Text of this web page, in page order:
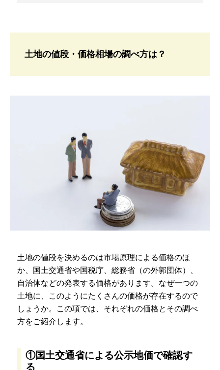
土地の値段・価格相場の調べ方は？
土地の値段を決めるのは市場原理による価格のほ
か、国土交通省や国税庁、総務省（の外郭団体）、
自治体などの発表する価格があります。なぜ一つの
土地に、このようにたくさんの価格が存在するので
しょうか。この項では、それぞれの価格とその調べ
方をご紹介します。
①国土交通省による公示地価で確認す
る